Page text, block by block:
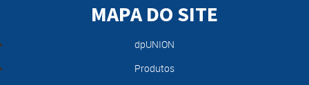
MAPA DO SITE
dpUNION
Produtos